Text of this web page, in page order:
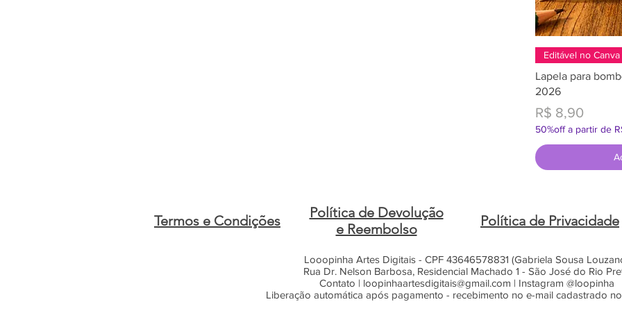
Editável no Canva
Lapela para
2026
Preço
R$ 8,90
50%off a partir de
Termos e Condições
Política de Devolução
e Reembolso
Política de Privacidade
Looopinha Artes Digitais - CPF 43646578831 (Gabriela Sousa
Rua Dr. Nelson Barbosa, Residencial Machado 1 - São José do Rio
Contato | loopinhaartesdigitais@gmail.com | Instagram @loopinha
Liberação automática após pagamento - recebimento no e-mail cadastrado